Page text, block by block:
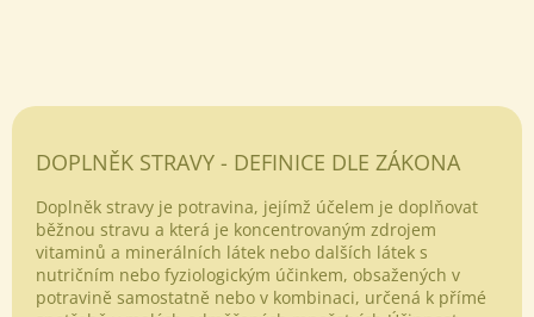
DOPLNĚK STRAVY - DEFINICE DLE ZÁKONA
Doplněk stravy je potravina, jejímž účelem je doplňovat
běžnou stravu a která je koncentrovaným zdrojem
vitaminů a minerálních látek nebo dalších látek s
nutričním nebo fyziologickým účinkem, obsažených v
potravině samostatně nebo v kombinaci, určená k přímé